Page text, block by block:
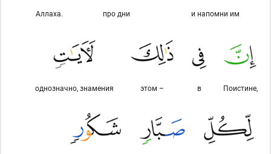
и напомни им
про дни
Аллаха.
Поистине,
в
этом –
однозначно, знамения